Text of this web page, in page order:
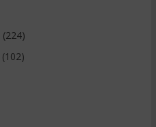
(224)
(102)